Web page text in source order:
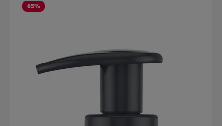
Mischungsverhältnisse für anpassbare Nuancierungseffekte
Geeignet für die Anwendung mit und ohne Kopfhautkontakt 20-45
65%